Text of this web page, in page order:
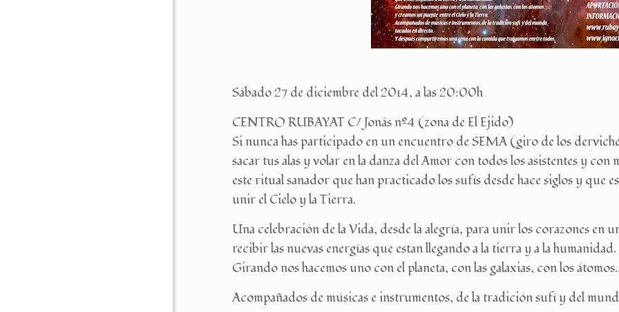
Sábado 27 de diciembre del 2014, a las 20:00h
CENTRO RUBAYAT C/ Jonás nº4 (zona de El Ejido)
Si nunca has participado en un encuentro de SEMA (giro de los
sacar tus alas y volar en la danza del Amor con todos los asistentes y
este ritual sanador que han practicado los sufís desde hace siglos y que
unir el Cielo y la Tierra.
Una celebración de la Vida, desde la alegría, para unir los corazones en
recibir las nuevas energías que estan llegando a la tierra y a la humanidad.
Girando nos hacemos uno con el planeta, con las galaxias, con los
Acompañados de músicas e instrumentos, de la tradición sufí y del